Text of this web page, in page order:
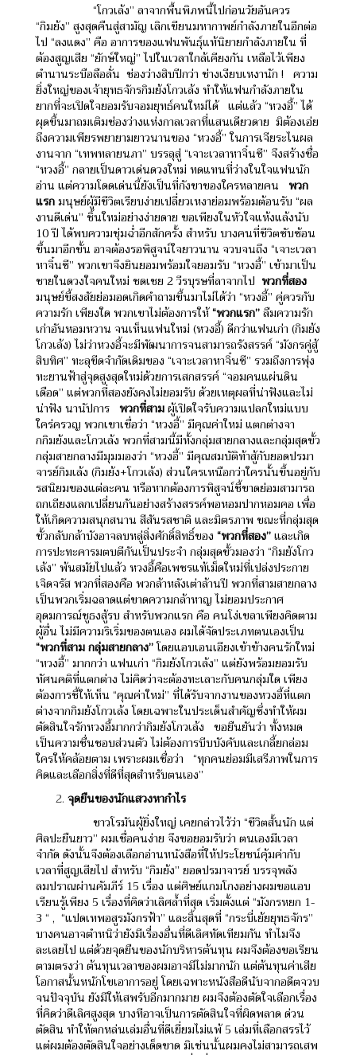
“โกวเล้ง” ลาจากพื้นพิภพนี้ไปก่อนวัยอันควร
“กิมย้ง” สูงสุดคืนสู่สามัญ เลิกเขียนมหากาพย์กำลังภายในอีกต่อ
ไป “ลงแดง” คือ อาการของแฟนพันธุ์แท้นิยายกำลังภายใน ที่
ต้องสูญเสีย “ยักษ์ใหญ่” ไปในเวลาใกล้เคียงกัน เหลือไว้เพียง
ตำนานระบือลือลั่น ช่องว่างสิบปีกว่า ช่างเงียบเหงานัก ! ความ
ยิ่งใหญ่ของเจ้ายุทธจักรกิมย้งโกวเล้ง ทำให้แฟนกำลังภายใน
ยากที่จะเปิดใจยอมรับจอมยุทธ์คนใหม่ได้ แต่แล้ว “หวงอี้” ได้
ผุดขึ้นมาถมเติมช่องว่างแห่งกาลเวลาที่แสนเดียวดาย มิต้องเอ่ย
ถึงความเพียรพยายามยาวนานของ “หวงอี้” ในการเจียระไนผล
งานจาก “เทพทลายนภา” บรรลุสู่ “เจาะเวลาหาจิ๋นซี” จึงสร้างชื่อ
“หวงอี้” กลายเป็นดาวเด่นดวงใหม่ ทดแทนที่ว่างในใจแฟนนัก
อ่าน แต่ความโดดเด่นนี้ยังเป็นที่กังขาของใครหลายคน พวก
แรกมนุษย์ผู้มีชีวิตเรียบง่ายเปลี่ยวเหงาย่อมพร้อมต้อนรับ “ผล
งานดีเด่น” ชิ้นใหม่อย่างง่ายดาย ขอเพียงในหัวใจแห้งแล้งนับ
10 ปี ได้พบความชุ่มฉ่ำอีกสักครั้ง สำหรับ บางคนที่ชีวิตซับซ้อน
ขึ้นมาอีกขั้น อาจต้องรอพิสูจน์ใจยาวนาน จวบจนถึง “เจาะเวลา
หาจิ๋นซี” พวกเขาจึงยินยอมพร้อมใจยอมรับ “หวงอี้” เข้ามาเป็น
ชายในดวงใจคนใหม่ ชดเชย 2 วีรบุรษที่ลาจากไป พวกที่สอง
มนุษย์ขี้สงสัยย่อมอดเกิดคำถามขึ้นมาไม่ได้ว่า “หวงอี้” คู่ควรกับ
ความรัก เพียงใด พวกเขาไม่ต้องการให้“พวกแรก”ลืมความรัก
เก่าอันหอมหวาน จนเห็นแฟนใหม่ (หวงอี้) ดีกว่าแฟนเก่า (กิมย้ง
โกวเล้ง) ไม่ว่าหวงอี้จะมีพัฒนาการจนสามารถรังสรรค์ “มังกรคู่สู้
สิบทิศ” ทะลุขีดจำกัดเดิมของ “เจาะเวลาหาจิ๋นซี” รวมถึงการพุ่ง
ทะยานฟ้าสู่จุดสูงสุดใหม่ด้วยการเสกสรรค์ “จอมคนแผ่นดิน
เดือด” แต่พวกที่สองยังคงไม่ยอมรับ ด้วยเหตุผลที่น่าฟังและไม่
น่าฟัง นานัปการ พวกที่สามผู้เปิดใจรับความแปลกใหม่แบบ
ใคร่ครวญ พวกเขาเชื่อว่า “หวงอี้” มีคุณค่าใหม่ แตกต่างจา
กกิมย้งและโกวเล้ง พวกที่สามนี้มีทั้งกลุ่มสายกลางและกลุ่มสุดขั้ว
กลุ่มสายกลางมีมุมมองว่า “หวงอี้” มีคุณสมบัติท้าสู้กับยอดปรมา
จารย์กิมเล้ง (กิมย้ง+โกวเล้ง) ส่วนใครเหนือกว่าใครนั้นขึ้นอยู่กับ
รสนิยมของแต่ละคน หรือหากต้องการพิสูจน์ชี้ขาดย่อมสามารถ
ถกเถียงแลกเปลี่ยนกันอย่างสร้างสรรค์พอหอมปากหอมคอ เพื่อ
ให้เกิดความสนุกสนาน สีสันรสชาติ และมิตรภาพ ขณะที่กลุ่มสุด
ขั้วกลับกล้าบังอาจลบหลู่สิ่งศักดิ์สิทธิ์ของ “พวกที่สอง”และเกิด
การปะทะคารมตบตีกันเป็นประจำ กลุ่มสุดขั้วมองว่า “กิมย้งโกว
เล้ง” พ้นสมัยไปแล้ว หวงอี้คือเพชรแท้เม็ดใหม่ที่เปล่งประกาย
เจิดจรัส พวกที่สองคือ พวกล้าหลังเต่าล้านปี พวกที่สามสายกลาง
เป็นพวกเริ่มฉลาดแต่ขาดความกล้าหาญ ไม่ยอมประกาศ
อุดมการณ์ชูธงสู้รบ สำหรับพวกแรก คือ คนโง่เขลาเพียงคิดตาม
ผู้อื่น ไม่มีความริเริ่มของตนเอง ผมได้จัดประเภทตนเองเป็น
“พวกที่สาม กลุ่มสายกลาง”โดยแอบเอนเอียงเข้าข้างคนรักใหม่
“หวงอี้” มากกว่า แฟนเก่า “กิมย้งโกวเล้ง” แต่ยังพร้อมยอมรับ
ทัศนคติที่แตกต่าง ไม่คิดว่าจะต้องทะเลาะกับคนกลุ่มใด เพียง
ต้องการชี้ให้เห็น “คุณค่าใหม่” ที่ได้รับจากงานของหวงอี้ที่แตก
ต่างจากกิมย้งโกวเล้ง โดยเฉพาะในประเด็นสำคัญซึ่งทำให้ผม
ตัดสินใจรักหวงอี้มากกว่ากิมย้งโกวเล้ง ขอยืนยันว่า ทั้งหมด
เป็นความชื่นชอบส่วนตัว ไม่ต้องการบีบบังคับและเกลี้ยกล่อม
ใครให้คล้อยตาม เพราะผมเชื่อว่า “ทุกคนย่อมมีเสรีภาพในการ
คิดและเลือกสิ่งที่ดีที่สุดสำหรับตนเอง”
จุดยืนของนักแสวงหากำไร
ชาวโรมันผู้ยิ่งใหญ่ เคยกล่าวไว้ว่า “ชีวิตสั้นนัก แต่
ศิลปะยืนยาว” ผมเชื่อคนง่าย จึงขอยอมรับว่า ตนเองมีเวลา
จำกัด ดังนั้นจึงต้องเลือกอ่านหนังสือที่ให้ประโยชน์คุ้มค่ากับ
เวลาที่สูญเสียไป สำหรับ “กิมย้ง” ยอดปรมาจารย์ บรรจุพลัง
ลมปราณผ่านคัมภีร์ 15 เรื่อง แต่ศิษย์แกมโกงอย่างผมขอแอบ
เรียนรู้เพียง 5 เรื่องที่คิดว่าเลิศล้ำที่สุด เริ่มตั้งแต่ “มังกรหยก 1-
3 “ , “แปดเทพอสูรมังกรฟ้า” และสิ้นสุดที่ “กระบี่เย้ยยุทธจักร”
บางคนอาจตำหนิว่ายังมีเรื่องอื่นที่ดีเลิศทัดเทียมกัน ทำไมจึง
ละเลยไป แต่ด้วยจุดยืนของนักบริหารต้นทุน ผมจึงต้องขอเรียน
ตามตรงว่า ต้นทุนเวลาของผมอาจมีไม่มากนัก แต่ต้นทุนค่าเสีย
โอกาสนั้นหนักโขเอาการอยู่ โดยเฉพาะหนังสือดีนับจากอดีตจวบ
จนปัจจุบัน ยังมีให้เสพรับอีกมากมาย ผมจึงต้องตัดใจเลือกเรื่อง
ที่คิดว่าดีเลิศสูงสุด บางทีอาจเป็นการตัดสินใจที่ผิดพลาด ด่วน
ตัดสิน ทำให้ตกหล่นเล่มอื่นที่ดีเยี่ยมไม่แพ้ 5 เล่มที่เลือกสรรไว้
แต่ผมต้องตัดสินใจอย่างเด็ดขาด มิเช่นนั้นผมคงไม่สามารถเสพ